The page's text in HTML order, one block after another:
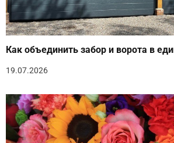
Как объединить забор и ворота в
19.07.2026